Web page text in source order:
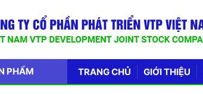
PHẨM TRANG CHỦ GIỚI THIỆU